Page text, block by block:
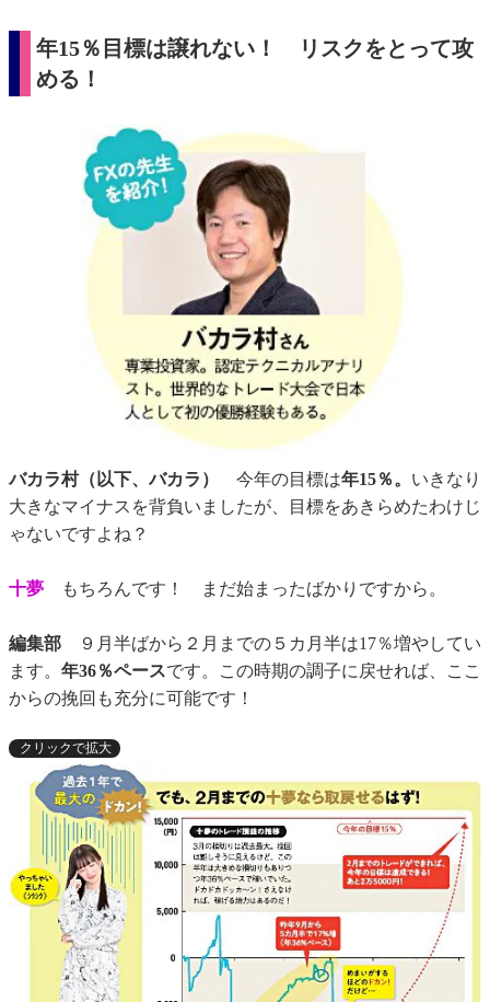
年15％目標は譲れない！ リスクをとって攻
める！
バカラ村（以下、バカラ） 今年の目標は年15％。 いきなり
大きなマイナスを背負いましたが、目標をあきらめたわけじ
ゃないですよね？
十夢 もちろんです！ まだ始まったばかりですから。
編集部 ９月半ばから２月までの５カ月半は17％増やしてい
ます。 年36％ペースです。この時期の調子に戻せれば、ここ
からの挽回も充分に可能です！
クリックで拡大